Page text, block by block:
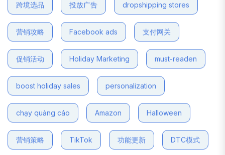
跨境选品 投放广告 dropshipping stores
营销攻略 Facebook ads 支付网关
促销活动 Holiday Marketing must-readen
boost holiday sales personalization
chạy quảng cáo Amazon Halloween
营销策略 TikTok 功能更新 DTC模式